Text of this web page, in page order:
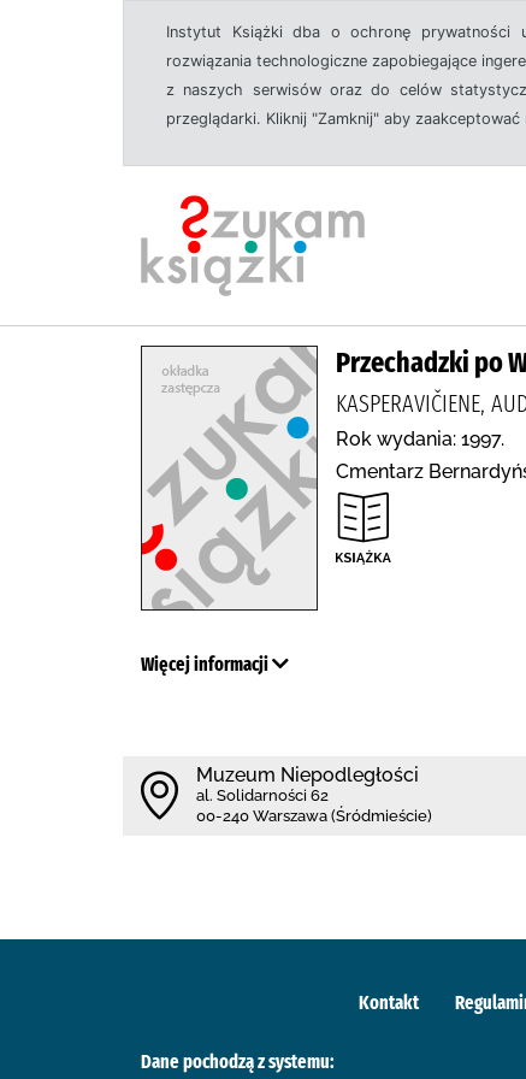
Instytut Książki dba o ochronę prywatności
rozwiązania technologiczne zapobiegające
z naszych serwisów oraz do celów
przeglądarki. Kliknij "Zamknij" aby
Przechadzki po
KASPERAVIČIENE,
Rok wydania: 1997.
Cmentarz
Więcej informacji
Muzeum Niepodległości
al. Solidarności 62
00-240 Warszawa (Śródmieście)
Kontakt
Dane pochodzą z systemu: